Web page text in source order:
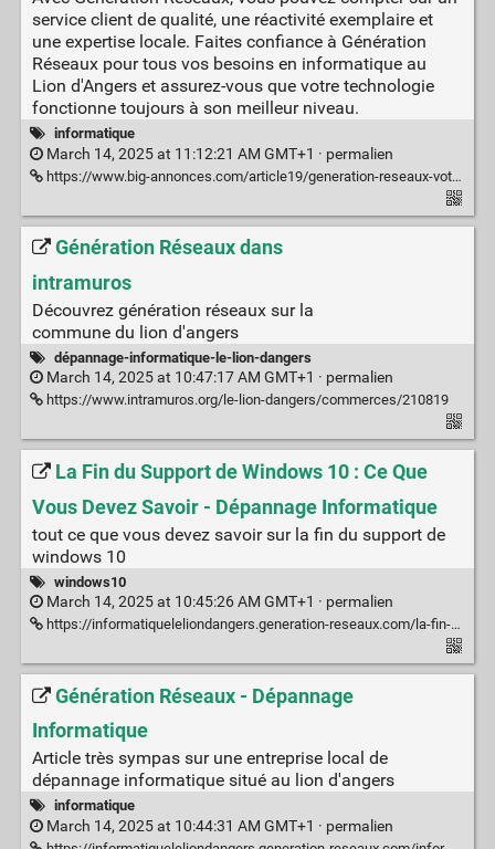
service client de qualité, une réactivité exemplaire et
une expertise locale. Faites confiance à Génération
Réseaux pour tous vos besoins en informatique au
Lion d'Angers et assurez-vous que votre technologie
fonctionne toujours à son meilleur niveau.
informatique
March 14, 2025 at 11:12:21 AM GMT+1 · permalien
https://www.big-annonces.com/article19/generation-reseaux-votre-partenaire-en-depannage-informatique-au-lion-d-angers
Génération Réseaux dans
intramuros
Découvrez génération réseaux sur la
commune du lion d'angers
dépannage-informatique-le-lion-dangers
March 14, 2025 at 10:47:17 AM GMT+1 · permalien
https://www.intramuros.org/le-lion-dangers/commerces/210819
La Fin du Support de Windows 10 : Ce Que
Vous Devez Savoir - Dépannage Informatique
tout ce que vous devez savoir sur la fin du support de
windows 10
windows10
March 14, 2025 at 10:45:26 AM GMT+1 · permalien
https://informatiqueleliondangers.generation-reseaux.com/la-fin-du-support-de-windows-10-ce-que-vous-devez-savoir
Génération Réseaux - Dépannage
Informatique
Article très sympas sur une entreprise local de
dépannage informatique situé au lion d'angers
informatique
March 14, 2025 at 10:44:31 AM GMT+1 · permalien